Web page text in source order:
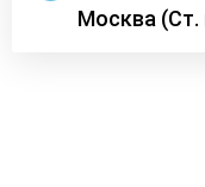
Москва (Ст.